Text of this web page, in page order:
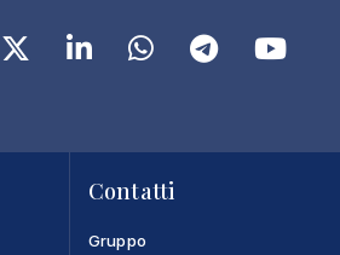
Contatti
Gruppo